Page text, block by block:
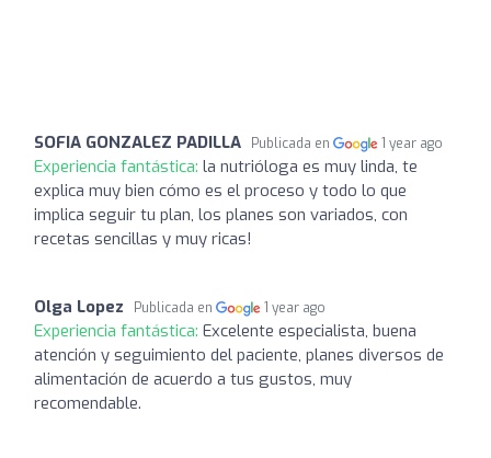
SOFIA GONZALEZ PADILLA Publicada en 1 year ago
Experiencia fantástica: la nutrióloga es muy linda, te
explica muy bien cómo es el proceso y todo lo que
implica seguir tu plan, los planes son variados, con
recetas sencillas y muy ricas!
Olga Lopez Publicada en 1 year ago
Experiencia fantástica: Excelente especialista, buena
atención y seguimiento del paciente, planes diversos de
alimentación de acuerdo a tus gustos, muy
recomendable.